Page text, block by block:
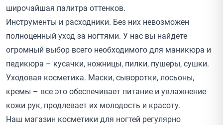
широчайшая палитра оттенков.
Инструменты и расходники. Без них невозможен
полноценный уход за ногтями. У нас вы найдете
огромный выбор всего необходимого для маникюра и
педикюра – кусачки, ножницы, пилки, пушеры, сушки.
Уходовая косметика. Маски, сыворотки, лосьоны,
кремы – все это обеспечивает питание и увлажнение
кожи рук, продлевает их молодость и красоту.
Наш магазин косметики для ногтей регулярно